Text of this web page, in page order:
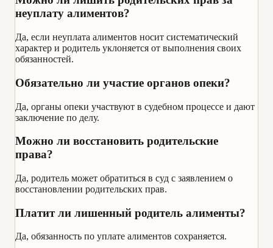
неуплату алиментов?
Да, если неуплата алиментов носит систематический
характер и родитель уклоняется от выполнения своих
обязанностей.
Обязательно ли участие органов опеки?
Да, органы опеки участвуют в судебном процессе и дают
заключение по делу.
Можно ли восстановить родительские
права?
Да, родитель может обратиться в суд с заявлением о
восстановлении родительских прав.
Платит ли лишенный родитель алименты?
Да, обязанность по уплате алиментов сохраняется.